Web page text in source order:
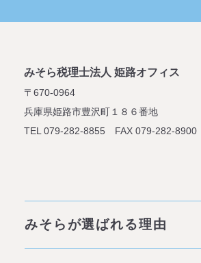
みそら税理士法人 姫路オフィス
〒670-0964
兵庫県姫路市豊沢町１８６番地
TEL 079-282-8855 FAX 079-282-8900
みそらが選ばれる理由